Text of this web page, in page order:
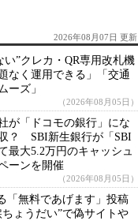
2026年08月07日 更新
い”クレカ・QR専用改札機
なく運用できる」「交通
ーズ」
（2026年08月05日）
が「ドコモの銀行」にな
？ SBI新生銀行が「SBI
最大5.2万円のキャッシュ
ーンを開催
（2026年08月05日）
「無料であげます」投稿
ょうだい”で偽サイトや